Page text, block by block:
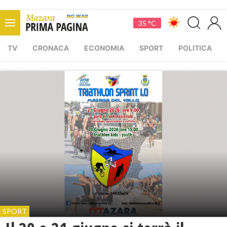
35 °C
TV CRONACA ECONOMIA SPORT POLITICA
SPORT